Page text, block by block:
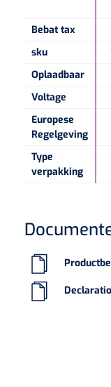
Bebat tax
sku
Oplaadbaar
Voltage
Europese
Regelgeving
Type
verpakking